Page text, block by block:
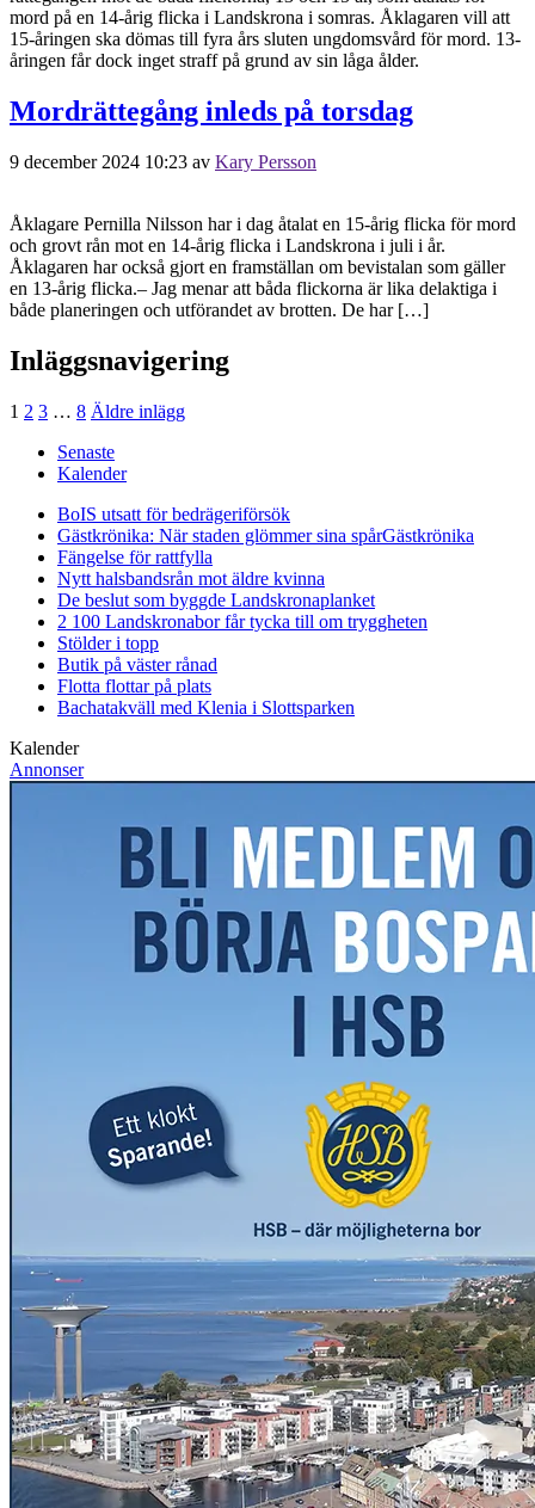
mord på en 14-årig flicka i Landskrona i somras. Åklagaren vill att
15-åringen ska dömas till fyra års sluten ungdomsvård för mord. 13-
åringen får dock inget straff på grund av sin låga ålder.
Mordrättegång inleds på torsdag
9 december 2024 10:23 av Kary Persson
Åklagare Pernilla Nilsson har i dag åtalat en 15-årig flicka för mord
och grovt rån mot en 14-årig flicka i Landskrona i juli i år.
Åklagaren har också gjort en framställan om bevistalan som gäller
en 13-årig flicka.– Jag menar att båda flickorna är lika delaktiga i
både planeringen och utförandet av brotten. De har […]
Inläggsnavigering
1 2 3 … 8 Äldre inlägg
Senaste
Kalender
BoIS utsatt för bedrägeriförsök
Gästkrönika: När staden glömmer sina spårGästkrönika
Fängelse för rattfylla
Nytt halsbandsrån mot äldre kvinna
De beslut som byggde Landskronaplanket
2 100 Landskronabor får tycka till om tryggheten
Stölder i topp
Butik på väster rånad
Flotta flottar på plats
Bachatakväll med Klenia i Slottsparken
Kalender
Annonser